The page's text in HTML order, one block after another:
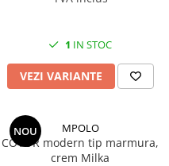
1 IN STOC
VEZI VARIANTE
NOU MPOLO
COVOR modern tip marmura,
crem Milka